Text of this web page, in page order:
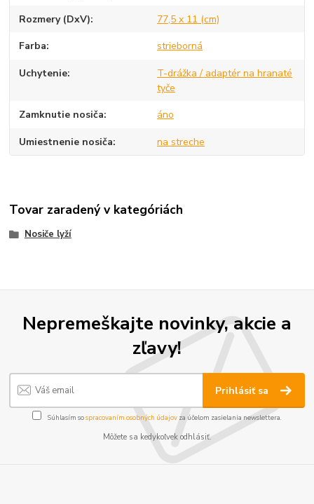
Rozmery (DxV) 77,5 x 11 (cm)
Farba strieborná
Uchytenie
T-drážka / adaptér na hranaté
tyče
Zamknutie nosiča áno
Umiestnenie nosiča na streche
Tovar zaradený v kategóriách
Nosiče lyží
Nepremeškajte novinky, akcie a
zľavy!
Prihlásiť sa
Súhlasím sospracovaním osobných údajov za účelom zasielania newslettera.
Môžete sa kedykoľvek odhlásiť.